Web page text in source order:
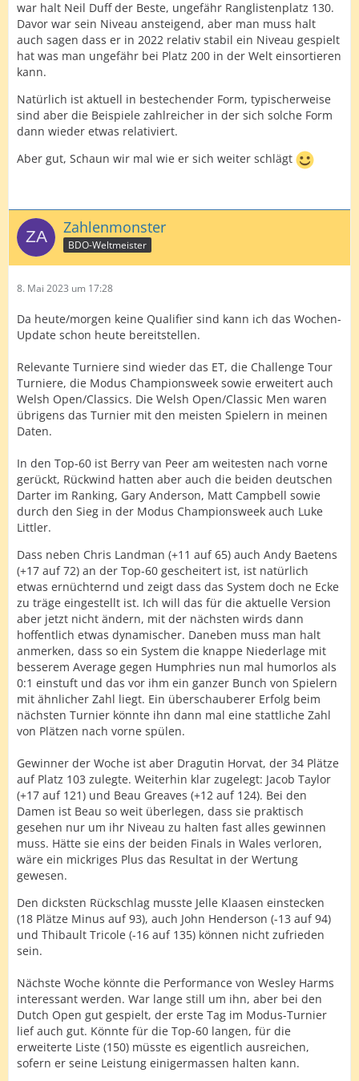
war halt Neil Duff der Beste, ungefähr Ranglistenplatz 130.
Davor war sein Niveau ansteigend, aber man muss halt
auch sagen dass er in 2022 relativ stabil ein Niveau gespielt
hat was man ungefähr bei Platz 200 in der Welt einsortieren
kann.
Natürlich ist aktuell in bestechender Form, typischerweise
sind aber die Beispiele zahlreicher in der sich solche Form
dann wieder etwas relativiert.
Aber gut, Schaun wir mal wie er sich weiter schlägt
Zahlenmonster
BDO-Weltmeister
8. Mai 2023 um 17:28
Da heute/morgen keine Qualifier sind kann ich das Wochen-
Update schon heute bereitstellen.
Relevante Turniere sind wieder das ET, die Challenge Tour
Turniere, die Modus Championsweek sowie erweitert auch
Welsh Open/Classics. Die Welsh Open/Classic Men waren
übrigens das Turnier mit den meisten Spielern in meinen
Daten.
In den Top-60 ist Berry van Peer am weitesten nach vorne
gerückt, Rückwind hatten aber auch die beiden deutschen
Darter im Ranking, Gary Anderson, Matt Campbell sowie
durch den Sieg in der Modus Championsweek auch Luke
Littler.
Dass neben Chris Landman (+11 auf 65) auch Andy Baetens
(+17 auf 72) an der Top-60 gescheitert ist, ist natürlich
etwas ernüchternd und zeigt dass das System doch ne Ecke
zu träge eingestellt ist. Ich will das für die aktuelle Version
aber jetzt nicht ändern, mit der nächsten wirds dann
hoffentlich etwas dynamischer. Daneben muss man halt
anmerken, dass so ein System die knappe Niederlage mit
besserem Average gegen Humphries nun mal humorlos als
0:1 einstuft und das vor ihm ein ganzer Bunch von Spielern
mit ähnlicher Zahl liegt. Ein überschauberer Erfolg beim
nächsten Turnier könnte ihn dann mal eine stattliche Zahl
von Plätzen nach vorne spülen.
Gewinner der Woche ist aber Dragutin Horvat, der 34 Plätze
auf Platz 103 zulegte. Weiterhin klar zugelegt: Jacob Taylor
(+17 auf 121) und Beau Greaves (+12 auf 124). Bei den
Damen ist Beau so weit überlegen, dass sie praktisch
gesehen nur um ihr Niveau zu halten fast alles gewinnen
muss. Hätte sie eins der beiden Finals in Wales verloren,
wäre ein mickriges Plus das Resultat in der Wertung
gewesen.
Den dicksten Rückschlag musste Jelle Klaasen einstecken
(18 Plätze Minus auf 93), auch John Henderson (-13 auf 94)
und Thibault Tricole (-16 auf 135) können nicht zufrieden
sein.
Nächste Woche könnte die Performance von Wesley Harms
interessant werden. War lange still um ihn, aber bei den
Dutch Open gut gespielt, der erste Tag im Modus-Turnier
lief auch gut. Könnte für die Top-60 langen, für die
erweiterte Liste (150) müsste es eigentlich ausreichen,
sofern er seine Leistung einigermassen halten kann.